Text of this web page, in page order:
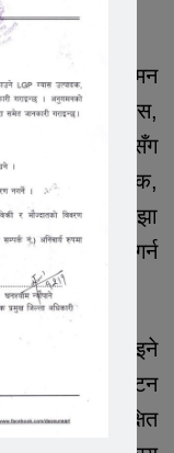
नियमन
कृषि अभ्यास,
सचेतनासँग
सरकार, उत्पादक,
उपभोक्ताको साझा
सुनिश्चितता गर्न
साथ मनाइने
व्यापार, पर्यटन
गर्दै सुरक्षित